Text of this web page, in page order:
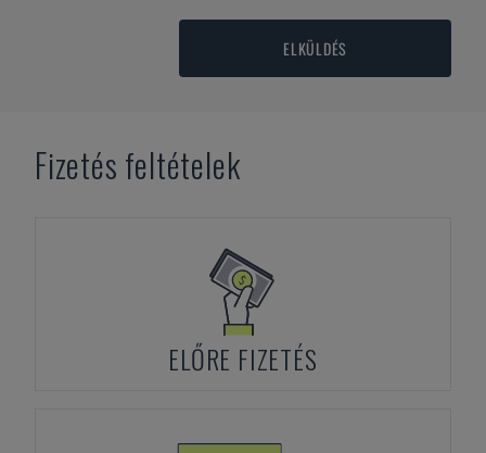
ELKÜLDÉS
Fizetés feltételek
ELŐRE FIZETÉS